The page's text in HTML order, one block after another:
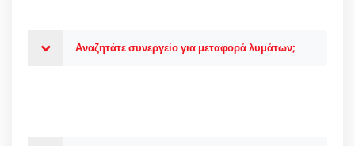
Αναζητάτε συνεργείο για μεταφορά λυμάτων;